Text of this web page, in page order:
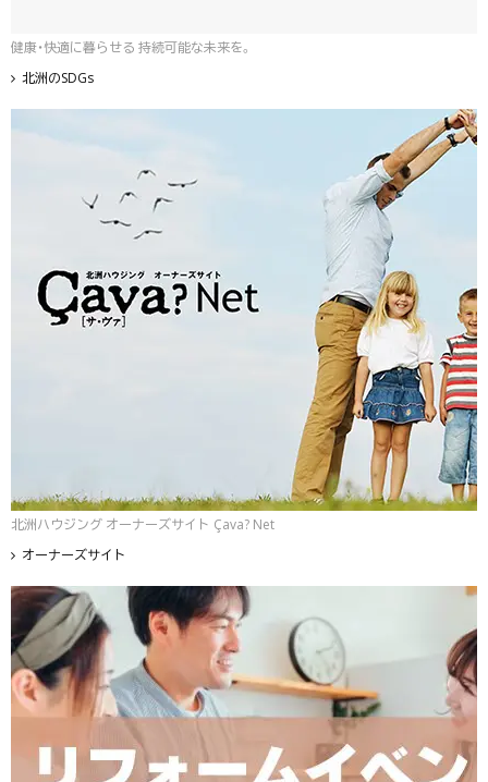
健康・快適に暮らせる 持続可能な未来を。
北洲のSDGs
北洲ハウジング オーナーズサイト Çava? Net
オーナーズサイト